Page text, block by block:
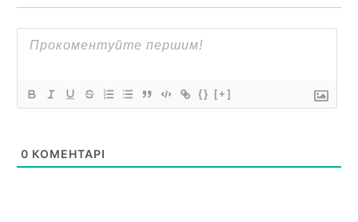
{} [+]
0 КОМЕНТАРІ